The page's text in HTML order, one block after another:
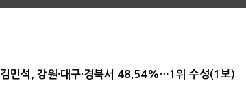
김민석, 강원·대구·경북서 48.54%…1위 수성(1보)